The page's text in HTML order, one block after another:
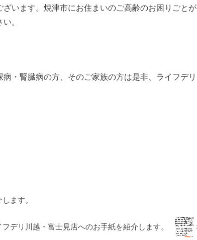
います。焼津市にお住まいのご高齢のお困りごとが
。
・腎臓病の方、そのご家族の方は是非、ライフデリ
ます。
フデリ川越・富士見店へのお手紙を紹介します。